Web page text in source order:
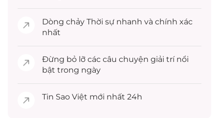
Dòng chảy Thời sự nhanh và chính xác
nhất
Đừng bỏ lỡ các câu chuyện giải trínổi
bật trong ngày
Tin Sao Việt mới nhất 24h